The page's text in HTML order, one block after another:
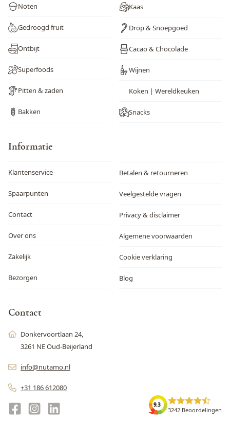
Noten
Gedroogd fruit
Ontbijt
Superfoods
Pitten & zaden
Bakken
Kaas
Drop & Snoepgoed
Cacao & Chocolade
Wijnen
Koken | Wereldkeuken
Snacks
Informatie
Klantenservice
Spaarpunten
Contact
Over ons
Zakelijk
Bezorgen
Betalen & retourneren
Veelgestelde vragen
Privacy & disclaimer
Algemene voorwaarden
Cookie verklaring
Blog
Contact
Donkervoortlaan 24,
3261 NE Oud-Beijerland
info@nutamo.nl
+31 186 612080
9.3
3242 Beoordelingen